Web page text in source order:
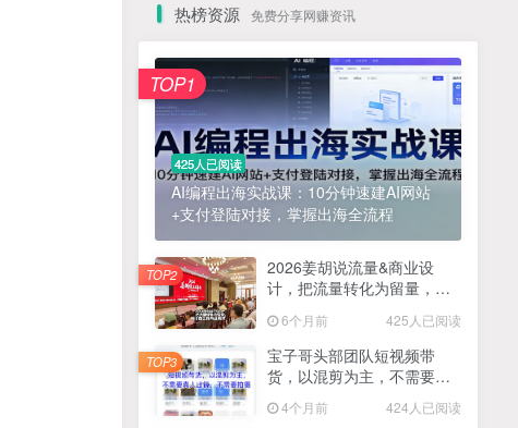
1 ? 零加盟费｜红颜搭全国城市代理商招募正式启动！
2 淘宝天猫盈利突破特训营25年12月线下课，系统性的深度剖析电商企业经营之道，打造电商标准化运营体系
3 抓亚马逊漏洞，免去店铺月租，一个流量大竞争小，让你有机会成大卖的赛道
2025最新零撸项目，一部手机就可以操作，20秒一单，零投入纯薅羊毛，无门槛，一天200+【揭秘】
5 线上陪伴项目玩法，聊聊天就有收益的项目，一个月收益5000+
6 全网首发！答案之书网页版，全新玩法，搭配文档和网页，日入1k+零门槛小白首选副业
7 25年7月小红书女粉新玩法，公域转私域变现，日轻松变现2张+，5分钟简单复制好上手
8 情趣内衣暴利玩法，冷门赛道，日入1k+
热榜资源 免费分享网赚资讯
425人已阅读
AI编程出海实战课：10分钟速建AI网站
+支付登陆对接，掌握出海全流程
TOP1
2026姜胡说流量&商业设
计，把流量转化为留量，设
6个月前 425人已阅读
TOP2
宝子哥头部团队短视频带
货，以混剪为主，不需要真
26年3月】
4个月前 424人已阅读
TOP3